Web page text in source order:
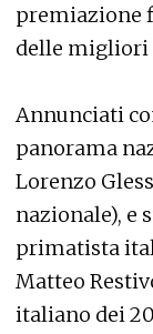
premiazione
delle migliori
Annunciati
panorama
Lorenzo
nazionale), e
primatista
Matteo
italiano dei